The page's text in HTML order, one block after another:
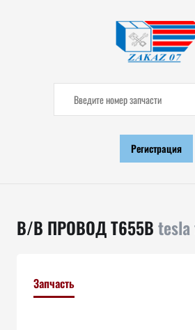
Регистрация
В/В ПРОВОД T655B
Запчасть